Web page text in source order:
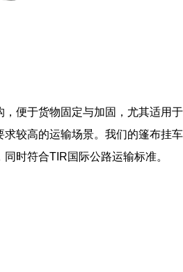
便于货物固定与加固，尤其适用于
较高的运输场景。我们的篷布挂车
时符合TIR国际公路运输标准。